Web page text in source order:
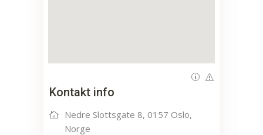
Kontakt info
Nedre Slottsgate 8, 0157 Oslo,
Norge